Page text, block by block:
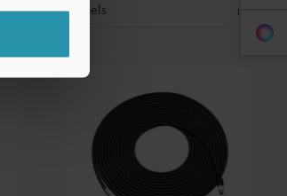
Manuels